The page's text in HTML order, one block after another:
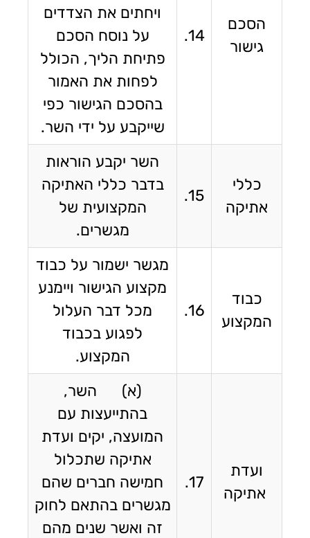
הסכם
גישור
14.
ויחתים את הצדדים
על נוסח הסכם
פתיחת הליך, הכולל
לפחות את האמור
בהסכם הגישור כפי
שייקבע על ידי השר.
כללי
אתיקה
15.
השר יקבע הוראות
בדבר כללי האתיקה
המקצועית של
מגשרים.
כבוד
המקצוע
16.
מגשר ישמור על כבוד
מקצוע הגישור ויימנע
מכל דבר העלול
לפגוע בכבוד
המקצוע.
ועדת
אתיקה
17.
(א) השר,
בהתייעצות עם
המועצה, יקים ועדת
אתיקה שתכלול
חמישה חברים שהם
מגשרים בהתאם לחוק
זה ואשר שנים מהם